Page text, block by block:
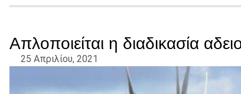
Απλοποιείται η διαδικασία
25 Απριλίου, 2021